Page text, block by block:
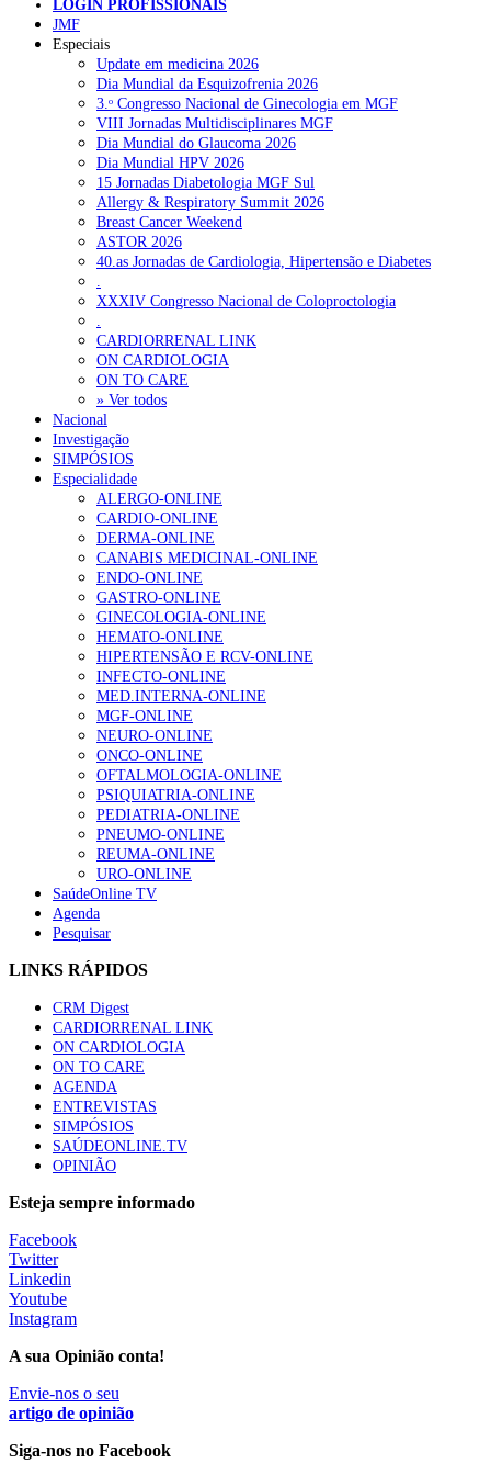
NOTÍCIAS RECENTES
Portugal está a formar os médicos de que precisa? 6 de Agosto,
Estudantes de Medicina representados na 79.ª World Health
Assembly 6 de Agosto, 2026
SCORA X-Change Portugal promove formação internacional
em saúde sexual e reprodutiva 6 de Agosto, 2026
ANEM reúne com coordenador do Pacto Estratégico para a
Saúde
Sindicato diz que nova carreira de médicos dentistas reforça
estabilidade no SNS
NOTÍCIAS MAIS LIDAS
Enfermagem Forense. “Da urgência ao tribunal, cada
gesto conta e cada profissional faz a diferença”
202 visualizações
Alguns milhares de utentes podem ficar sem médico de
família com nova regras do registo, alerta associação
175 visualizações
Quase quatro em cada dez doentes com enfarte
apresentavam níveis elevados de Lp(a), revela estudo
86 visualizações
“Os programas de rastreio do cancro do pulmão são
custo-efetivos e representam um investimento
sustentável para os sistemas de saúde”
66 visualizações
Trodelvy aprovado para primeira linha no cancro da
elegíveis para inibidores PD-(L)1
61 visualizações
Especialistas defendem mais potássio na alimentação
para ajudar a controlar a hipertensão
57 visualizações
MAIS NOTÍCIAS
Sindicato diz que nova carreira de médicos dentistas reforça
estabilidade no SNS
6 Ago, 2026
Mais de 400 utentes beneficiaram de comparticipação reforçada
para tratamentos de infertilidade na Madeira
6 Ago, 2026 0 Comments
LOGIN PROFISSIONAIS
JMF
Especiais
Update em medicina 2026
Dia Mundial da Esquizofrenia 2026
3.ᵒ Congresso Nacional de Ginecologia em MGF
VIII Jornadas Multidisciplinares MGF
Dia Mundial do Glaucoma 2026
Dia Mundial HPV 2026
15 Jornadas Diabetologia MGF Sul
Allergy & Respiratory Summit 2026
Breast Cancer Weekend
ASTOR 2026
40.as Jornadas de Cardiologia, Hipertensão e Diabetes
.
XXXIV Congresso Nacional de Coloproctologia
.
CARDIORRENAL LINK
ON CARDIOLOGIA
ON TO CARE
» Ver todos
Nacional
Investigação
SIMPÓSIOS
Especialidade
ALERGO-ONLINE
CARDIO-ONLINE
DERMA-ONLINE
CANABIS MEDICINAL-ONLINE
ENDO-ONLINE
GASTRO-ONLINE
GINECOLOGIA-ONLINE
HEMATO-ONLINE
HIPERTENSÃO E RCV-ONLINE
INFECTO-ONLINE
MED.INTERNA-ONLINE
MGF-ONLINE
NEURO-ONLINE
ONCO-ONLINE
OFTALMOLOGIA-ONLINE
PSIQUIATRIA-ONLINE
PEDIATRIA-ONLINE
PNEUMO-ONLINE
REUMA-ONLINE
URO-ONLINE
SaúdeOnline TV
Agenda
Pesquisar
LINKS RÁPIDOS
CRM Digest
CARDIORRENAL LINK
ON CARDIOLOGIA
ON TO CARE
AGENDA
ENTREVISTAS
SIMPÓSIOS
SAÚDEONLINE.TV
OPINIÃO
Esteja sempre informado
Facebook
Twitter
Linkedin
Youtube
Instagram
A sua Opinião conta!
Envie-nos o seu
artigo de opinião
Siga-nos no Facebook